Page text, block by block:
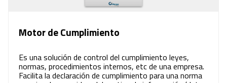
Motor de Cumplimiento
Es una solución de control del cumplimiento leyes,
normas, procedimientos internos, etc de una empresa.
Facilita la declaración de cumplimiento para una norma